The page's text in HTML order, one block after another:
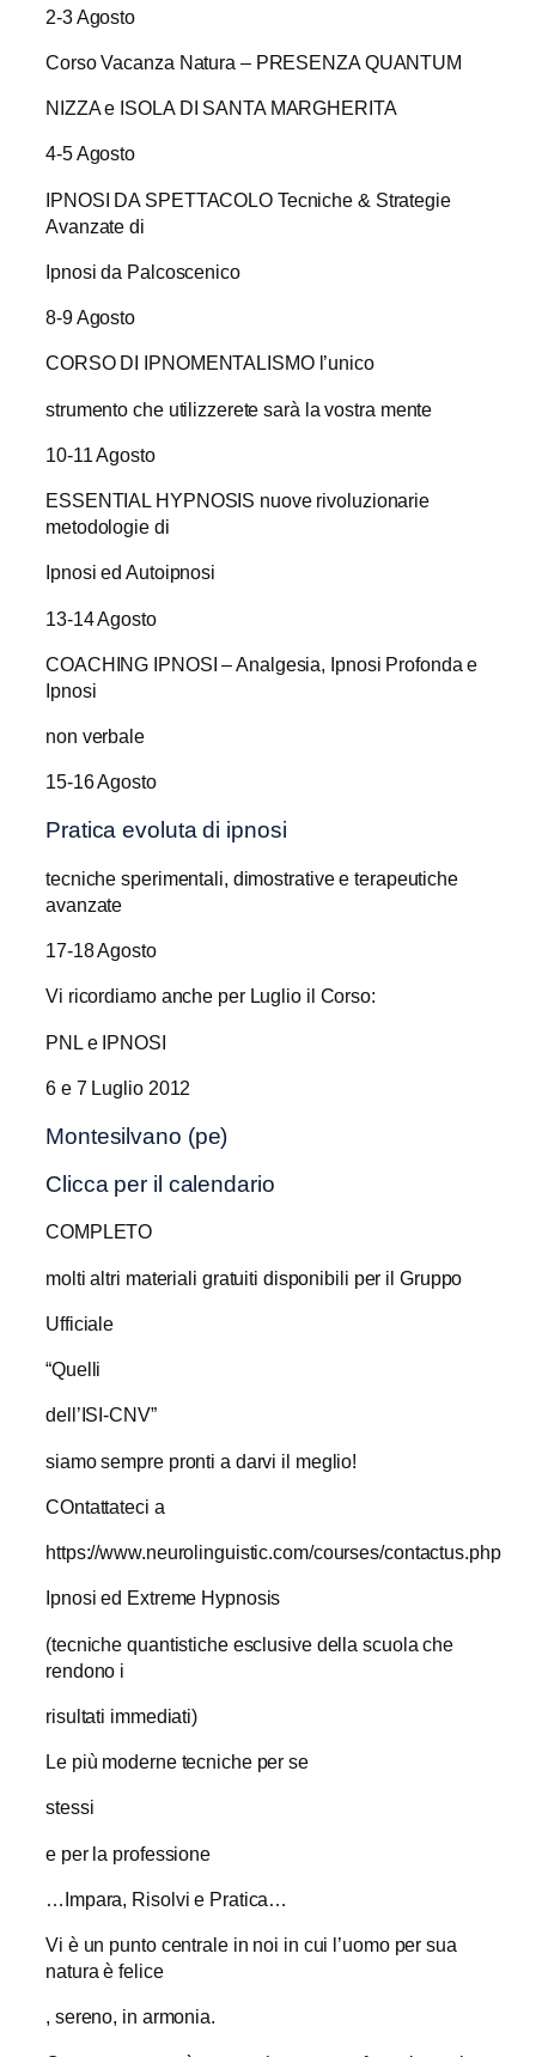
2-3 Agosto
Corso Vacanza Natura – PRESENZA QUANTUM
NIZZA e ISOLA DI SANTA MARGHERITA
4-5 Agosto
IPNOSI DA SPETTACOLO Tecniche & Strategie
Avanzate di
Ipnosi da Palcoscenico
8-9 Agosto
CORSO DI IPNOMENTALISMO l’unico
strumento che utilizzerete sarà la vostra mente
10-11 Agosto
ESSENTIAL HYPNOSIS nuove rivoluzionarie
metodologie di
Ipnosi ed Autoipnosi
13-14 Agosto
COACHING IPNOSI – Analgesia, Ipnosi Profonda e
Ipnosi
non verbale
15-16 Agosto
Pratica evoluta di ipnosi
tecniche sperimentali, dimostrative e terapeutiche
avanzate
17-18 Agosto
Vi ricordiamo anche per Luglio il Corso:
PNL e IPNOSI
6 e 7 Luglio 2012
Montesilvano (pe)
Clicca per il calendario
COMPLETO
molti altri materiali gratuiti disponibili per il Gruppo
Ufficiale
“Quelli
dell’ISI-CNV”
siamo sempre pronti a darvi il meglio!
COntattateci a
https://www.neurolinguistic.com/courses/contactus.php
Ipnosi ed Extreme Hypnosis
(tecniche quantistiche esclusive della scuola che
rendono i
risultati immediati)
Le più moderne tecniche per se
stessi
e per la professione
…Impara, Risolvi e Pratica…
Vi è un punto centrale in noi in cui l’uomo per sua
natura è felice
, sereno, in armonia.